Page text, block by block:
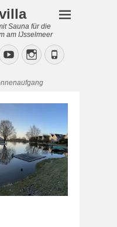
Sauna für die
am IJsselmeer
YouTubeInstagram
Phone